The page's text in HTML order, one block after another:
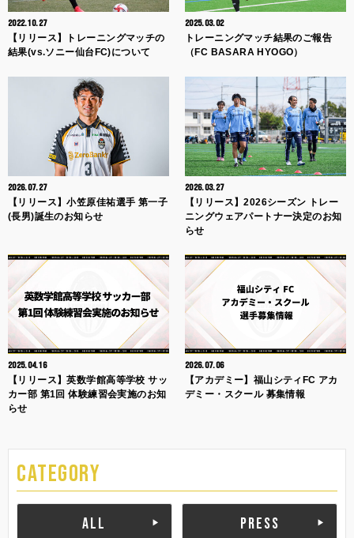
2022.10.27
【リリース】トレーニングマッチの
結果(vs.ソニー仙台FC)について
2025.03.02
トレーニングマッチ結果のご報告
（FC BASARA HYOGO）
2026.07.27
【リリース】小笠原佳祐選手 第一子
(長男)誕生のお知らせ
2026.03.27
【リリース】2026シーズン トレー
ニングウェアパートナー決定のお知
らせ
2025.04.16
【リリース】英数学館高等学校 サッ
カー部 第1回 体験練習会実施のお知
らせ
2026.07.06
【アカデミー】福山シティFC アカ
デミー・スクール 募集情報
CATEGORY
ALL PRESS